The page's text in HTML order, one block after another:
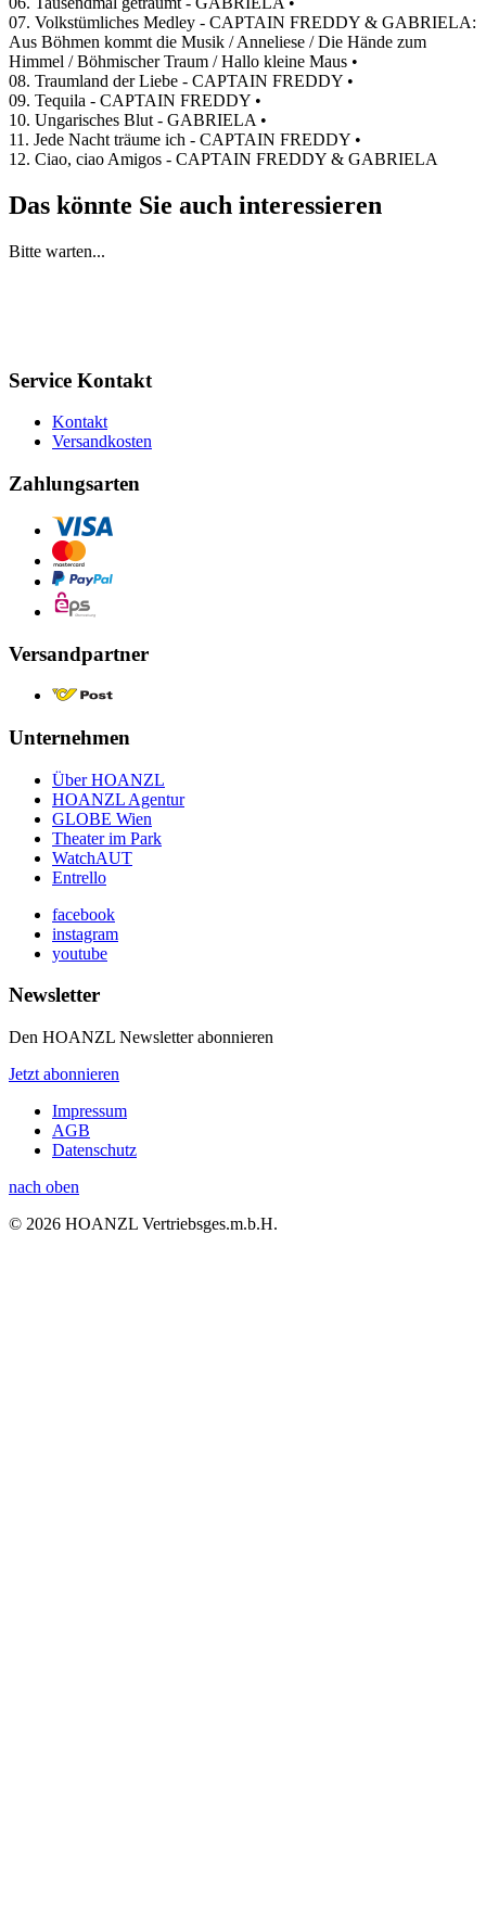
07. Volkstümliches Medley - CAPTAIN FREDDY & GABRIELA:
Aus Böhmen kommt die Musik / Anneliese / Die Hände zum
Himmel / Böhmischer Traum / Hallo kleine Maus •
08. Traumland der Liebe - CAPTAIN FREDDY •
09. Tequila - CAPTAIN FREDDY •
10. Ungarisches Blut - GABRIELA •
11. Jede Nacht träume ich - CAPTAIN FREDDY •
12. Ciao, ciao Amigos - CAPTAIN FREDDY & GABRIELA
Das könnte Sie auch interessieren
Bitte warten...
Service Kontakt
Kontakt
Versandkosten
Zahlungsarten
Versandpartner
Unternehmen
Über HOANZL
HOANZL Agentur
GLOBE Wien
Theater im Park
WatchAUT
Entrello
facebook
instagram
youtube
Newsletter
Den HOANZL Newsletter abonnieren
Jetzt abonnieren
Impressum
AGB
Datenschutz
nach oben
© 2026 HOANZL Vertriebsges.m.b.H.